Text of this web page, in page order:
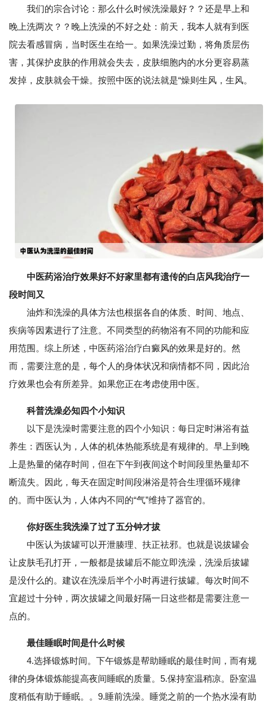
我们的宗合讨论：那么什么时候洗澡最好？？还是早上和
晚上洗两次？？晚上洗澡的不好之处：前天，我本人就有到医
院去看感冒病，当时医生在给一。如果洗澡过勤，将角质层伤
害，其保护皮肤的作用就会失去，皮肤细胞内的水分更容易蒸
发掉，皮肤就会干燥。按照中医的说法就是“燥则生风，生风。
中医药浴治疗效果好不好家里都有遗传的白店风我治疗一
段时间又
油炸和洗澡的具体方法也根据各自的体质、时间、地点、
疾病等因素进行了注意。不同类型的药物浴有不同的功能和应
用范围。综上所述，中医药浴治疗白癜风的效果是好的。然
而，需要注意的是，每个人的身体状况和病情都不同，因此治
疗效果也会有所差异。如果您正在考虑使用中医。
科普洗澡必知四个小知识
以下是洗澡时需要注意的四个小知识：每日定时淋浴有益
养生：西医认为，人体的机体热能系统是有规律的。早上到晚
上是热量的储存时间，但在下午到夜间这个时间段里热量却不
断流失。因此，每天在固定时间段淋浴是符合生理循环规律
的。而中医认为，人体内不同的“气”维持了器官的。
你好医生我洗澡了过了五分钟才拔
中医认为拔罐可以开泄腠理、扶正祛邪。也就是说拔罐会
让皮肤毛孔打开，一般都是拔罐后不能立即洗澡，洗澡后拔罐
是没什么的。建议在洗澡后半个小时再进行拔罐。每次时间不
宜超过十分钟，两次拔罐之间最好隔一日这些都是需要注意一
点的。
最佳睡眠时间是什么时候
4.选择锻炼时间。下午锻炼是帮助睡眠的最佳时间，而有规
律的身体锻炼能提高夜间睡眠的质量。5.保持室温稍凉。卧室温
度稍低有助于睡眠。。9.睡前洗澡。睡觉之前的一个热水澡有助